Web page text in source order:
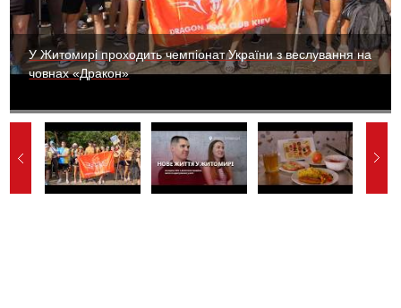
У Житомирі проходить чемпіонат України з веслування на
човнах «Дракон»